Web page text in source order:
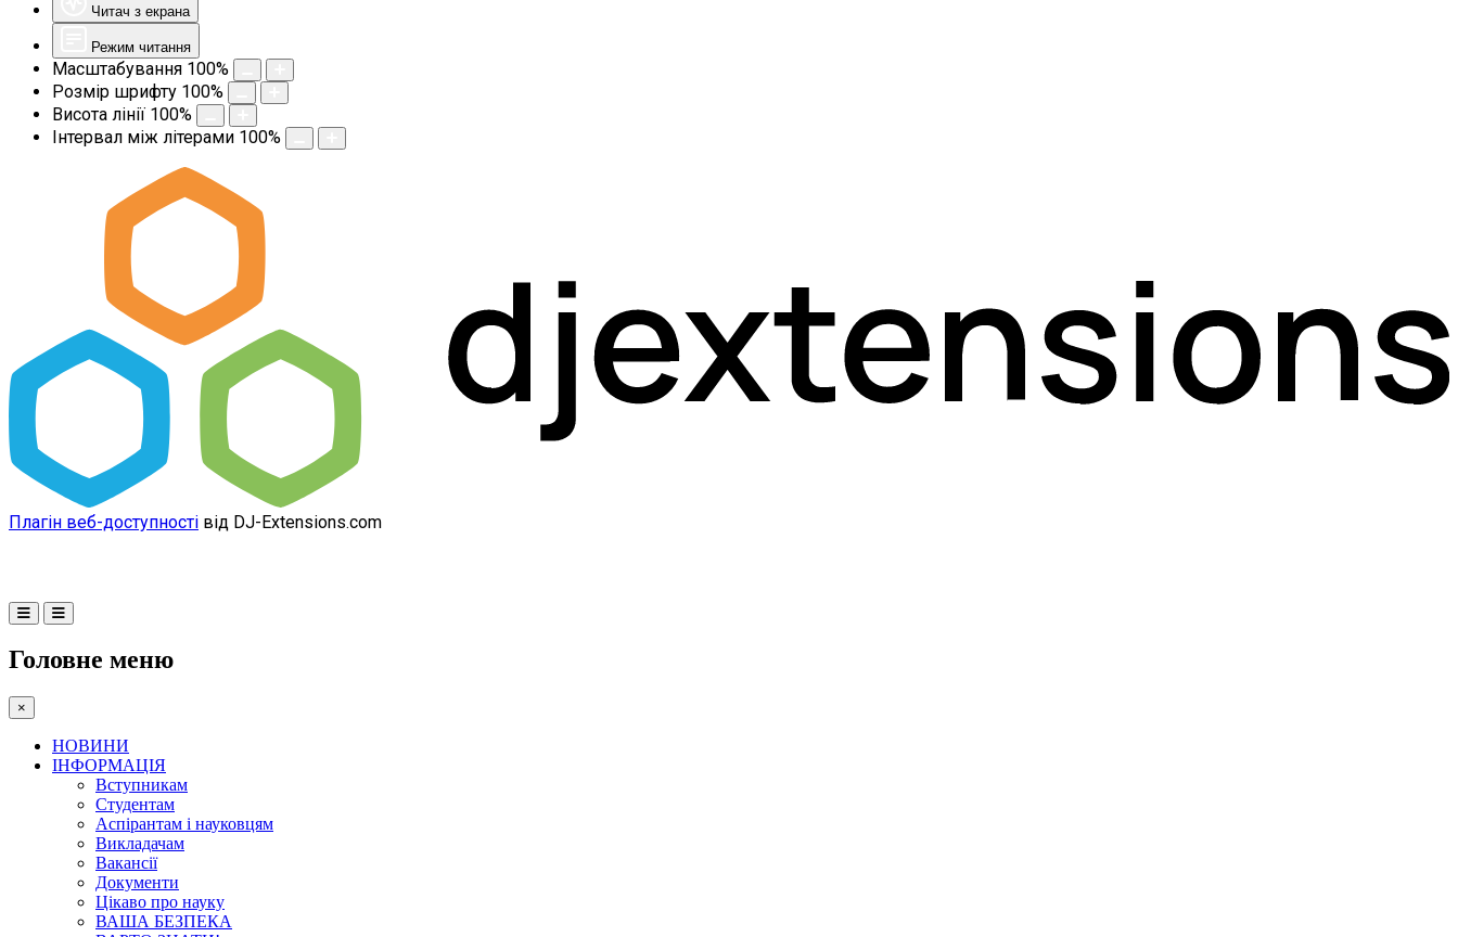
Читач з екрана
Режим читання
Масштабування 100%
Розмір шрифту 100%
Висота лінії 100%
Інтервал між літерами 100%
Плагін веб-доступності від DJ-Extensions.com
Головне меню
×
НОВИНИ
ІНФОРМАЦІЯ
Вступникам
Студентам
Аспірантам і науковцям
Викладачам
Вакансії
Документи
Цікаво про науку
ВАША БЕЗПЕКА